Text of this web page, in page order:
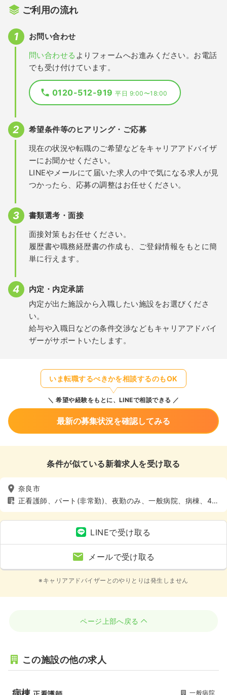
ご利用の流れ
お問い合わせ
問い合わせる よりフォームへお進みください。お電話
でも受け付けています。
0120-512-919平日 9:00〜18:00
希望条件等のヒアリング・ご応募
現在の状況や転職のご希望などをキャリアアドバイザ
ーにお聞かせください。
LINEやメールにて届いた求人の中で気になる求人が見
つかったら、応募の調整はお任せください。
書類選考・面接
面接対策もお任せください。
履歴書や職務経歴書の作成も、ご登録情報をもとに簡
単に行えます。
内定・内定承諾
内定が出た施設から入職したい施設をお選びくださ
い。
給与や入職日などの条件交渉などもキャリアアドバイ
ザーがサポートいたします。
いま転職するべきかを相談するのもOK
希望や経験をもとに、LINEで相談できる
最新の募集状況を確認してみる
条件が似ている新着求人を受け取る
奈良市
正看護師、パート(非常勤)、夜勤のみ、一般病院、病棟、4週
8休以上
LINEで受け取る
メールで受け取る
※キャリアアドバイザーとのやりとりは発生しません
ページ上部へ戻る
この施設の他の求人
一般病院